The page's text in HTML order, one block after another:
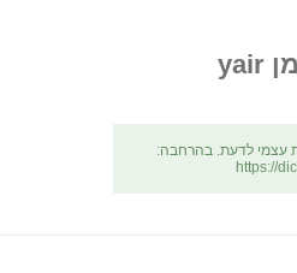
יאיר דיקמן yair
עצמי לדעת. בהרחבה:
https://